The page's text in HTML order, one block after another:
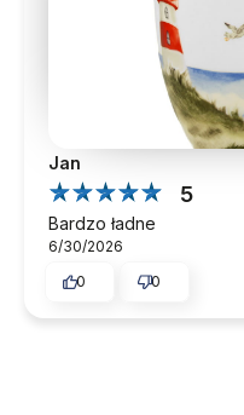
Jan
5
Bardzo ładne
6/30/2026
0
0